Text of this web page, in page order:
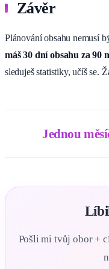
Závěr
Plánování obsahu nemusí
máš 30 dní obsahu za 90
sleduješ statistiky, učíš se.
Jednou
Pošli mi tvůj obor +